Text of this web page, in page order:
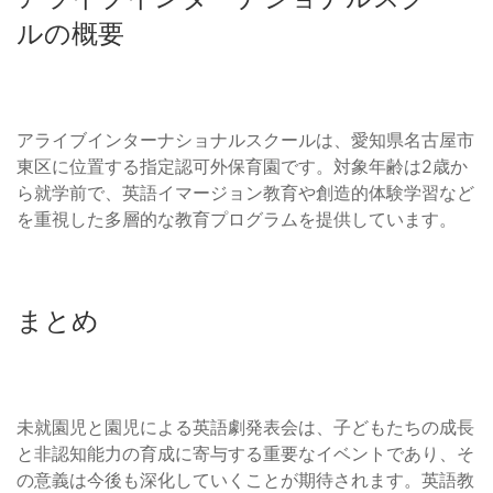
ルの概要
アライブインターナショナルスクールは、愛知県名古屋市
東区に位置する指定認可外保育園です。対象年齢は2歳か
ら就学前で、英語イマージョン教育や創造的体験学習など
を重視した多層的な教育プログラムを提供しています。
まとめ
未就園児と園児による英語劇発表会は、子どもたちの成長
と非認知能力の育成に寄与する重要なイベントであり、そ
の意義は今後も深化していくことが期待されます。英語教